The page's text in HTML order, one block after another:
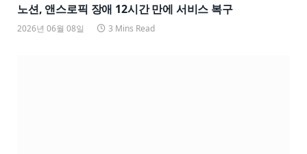
노션, 앤스로픽 장애 12시간 만에 서비스 복구
2026년 06월 08일 3 Mins Read